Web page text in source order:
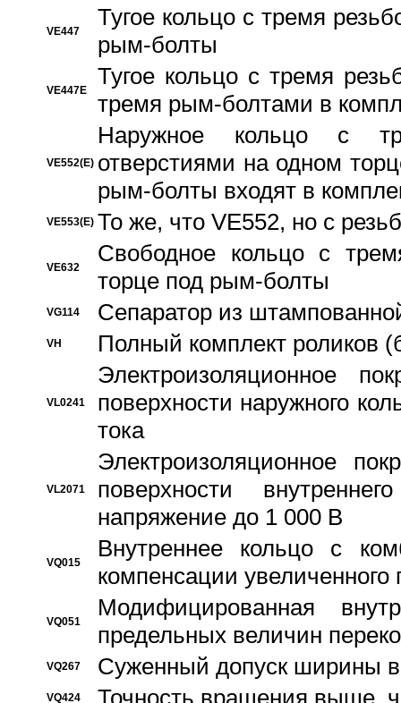
VE447
Тугое кольцо с тремя
рым-болты
VE447E
Тугое кольцо с тремя
тремя рым-болтами в
VE552(E)
Наружное кольцо с
отверстиями на одном
рым-болты входят в
VE553(E) То же, что VE552, но с
VE632
Свободное кольцо с
торце под рым-болты
VG114 Сепаратор из
VH Полный комплект роликов
VL0241
Электроизоляционное
поверхности наружного
тока
VL2071
Электроизоляционное
поверхности
напряжение до 1 000 В
VQ015
Bнутреннее кольцо с
компенсации увеличенного
VQ051
Модифицированная
предельных величин
VQ267 Суженный допуск ширины
VQ424 Точность вращения выше,